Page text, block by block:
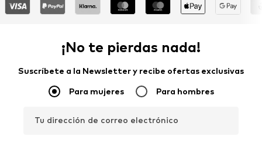
¡No te pierdas nada!
Suscríbete a la Newsletter y recibe ofertas exclusivas
Para mujeres Para hombres
Tu dirección de correo electrónico